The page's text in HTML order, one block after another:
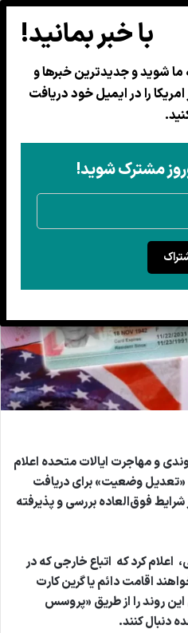
گرین کارت برای
را محدود کرد
و مهاجرت ایالات متحده اعلام
وضعیت» برای دریافت
شرایط فوق‌العاده بررسی و پذیرفته
امروز روز جمعه، ۲۲ می، اعلام کرد که اتباع خارجی که در
اقامت دائم یا گرین کارت
روند را از طریق «پروسس
دنبال کنند.
شوید و جدیدترین خبرها و
را در ایمیل خود دریافت
مشترک شوید!